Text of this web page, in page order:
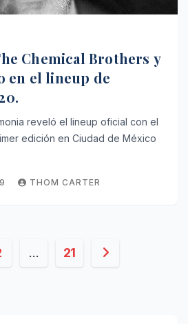
Chemical Brothers y
en el lineup de
reveló el lineup oficial con el
edición en Ciudad de México
THOM CARTER
… 21